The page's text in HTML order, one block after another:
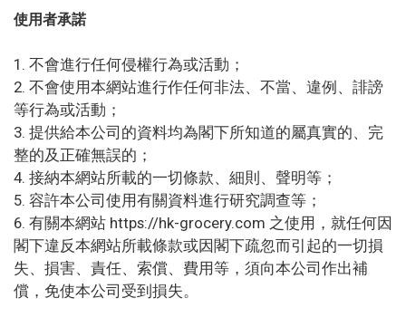
使用者承諾
1. 不會進行任何侵權行為或活動；
2. 不會使用本網站進行作任何非法、不當、違例、誹謗
等行為或活動；
3. 提供給本公司的資料均為閣下所知道的屬真實的、完
整的及正確無誤的；
4. 接納本網站所載的一切條款、細則、聲明等；
5. 容許本公司使用有關資料進行研究調查等；
6. 有關本網站 https://hk-grocery.com 之使用，就任何因
閣下違反本網站所載條款或因閣下疏忽而引起的一切損
失、損害、責任、索償、費用等，須向本公司作出補
償，免使本公司受到損失。